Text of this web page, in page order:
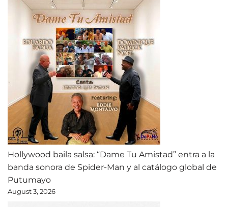
Hollywood baila salsa: “Dame Tu Amistad” entra a la
banda sonora de Spider-Man y al catálogo global de
Putumayo
August 3, 2026